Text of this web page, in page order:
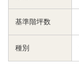
基準階坪数
種別